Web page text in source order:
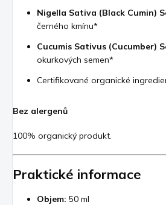
Nigella Sativa (Black Cumin)
černého kmínu*
Cucumis Sativus (Cucumber)
okurkových semen*
Certifikované organické
Bez alergenů
100% organický produkt.
Praktické informace
Objem: 50 ml